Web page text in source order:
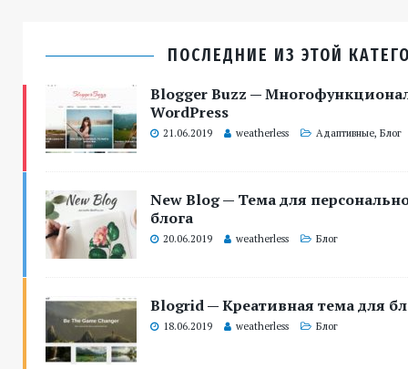
ПОСЛЕДНИЕ ИЗ ЭТОЙ
Blogger Buzz —
WordPress
21.06.2019 weatherless Адаптивные, Блог
New Blog — Тема для
блога
20.06.2019 weatherless Блог
Blogrid — Креативная тема для
18.06.2019 weatherless Блог